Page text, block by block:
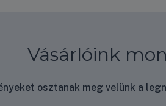
Vásárlóink
osztanak meg velünk a